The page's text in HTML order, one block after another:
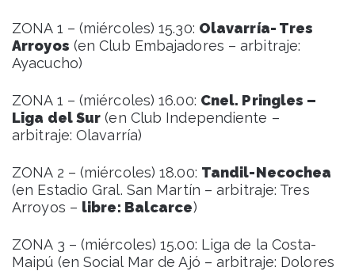
ZONA 1 – (miércoles) 15.30: Olavarría- Tres
Arroyos (en Club Embajadores – arbitraje:
Ayacucho)
ZONA 1 – (miércoles) 16.00: Cnel. Pringles –
Liga del Sur (en Club Independiente –
arbitraje: Olavarría)
ZONA 2 – (miércoles) 18.00: Tandil-Necochea
(en Estadio Gral. San Martín – arbitraje: Tres
Arroyos – libre: Balcarce)
ZONA 3 – (miércoles) 15.00: Liga de la Costa-
Maipú (en Social Mar de Ajó – arbitraje: Dolores